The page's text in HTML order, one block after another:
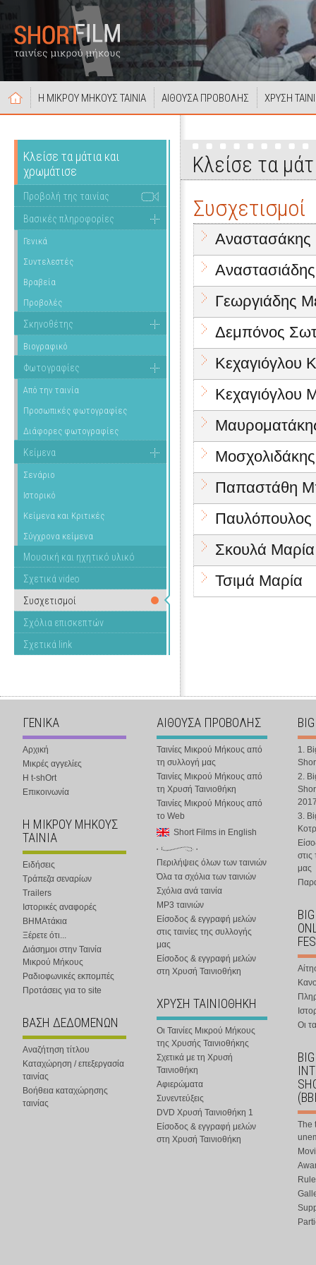
Η ΜΙΚΡΟΥ ΜΗΚΟΥΣ ΤΑΙΝΙΑ ΑΙΘΟΥΣΑ ΠΡΟΒΟΛΗΣ ΧΡΥΣΗ
Κλείσε τα μάτια και
χρωμάτισε
Προβολή της ταινίας
Βασικές πληροφορίες
Γενικά
Συντελεστές
Βραβεία
Προβολές
Σκηνοθέτης
Βιογραφικό
Φωτογραφίες
Από την ταινία
Προσωπικές φωτογραφίες
Διάφορες φωτογραφίες
Κείμενα
Σενάριο
Ιστορικό
Κείμενα και Κριτικές
Σύγχρονα κείμενα
Μουσική και ηχητικό υλικό
Σχετικά video
Συσχετισμοί
Σχόλια επισκεπτών
Σχετικά link
Κλείσε τα
Συσχετισμοί
Αναστασάκης
Γεωργιάδης
Δεμπόνος
Κεχαγιόγλου
Κεχαγιόγλου
Παπαστάθη
Σκουλά Μαρία
Τσιμά Μαρία
ΓΕΝΙΚΑ
Αρχική
Μικρές αγγελίες
Η t-shOrt
Επικοινωνία
Η ΜΙΚΡΟΥ ΜΗΚΟΥΣ
ΤΑΙΝΙΑ
Ειδήσεις
Τράπεζα σεναρίων
Trailers
Ιστορικές αναφορές
ΒΗΜΑτάκια
Ξέρετε ότι...
Διάσημοι στην Ταινία
Μικρού Μήκους
Ραδιοφωνικές εκπομπές
Προτάσεις για το site
ΒΑΣΗ ΔΕΔΟΜΕΝΩΝ
Αναζήτηση τίτλου
Καταχώρηση / επεξεργασία
ταινίας
Βοήθεια καταχώρησης
ταινίας
ΑΙΘΟΥΣΑ ΠΡΟΒΟΛΗΣ
Ταινίες Μικρού Μήκους από
τη συλλογή μας
Ταινίες Μικρού Μήκους από
τη Χρυσή Ταινιοθήκη
Ταινίες Μικρού Μήκους από
το Web
Short Films in English
Περιλήψεις όλων των ταινιών
Όλα τα σχόλια των ταινιών
Σχόλια ανά ταινία
MP3 ταινιών
Είσοδος & εγγραφή μελών
στις ταινίες της συλλογής
μας
Είσοδος & εγγραφή μελών
στη Χρυσή Ταινιοθήκη
ΧΡΥΣΗ ΤΑΙΝΙΟΘΗΚΗ
Οι Ταινίες Μικρού Μήκους
της Χρυσής Ταινιοθήκης
Σχετικά με τη Χρυσή
Ταινιοθήκη
Αφιερώματα
Συνεντεύξεις
DVD Χρυσή Ταινιοθήκη 1
Είσοδος & εγγραφή μελών
στη Χρυσή Ταινιοθήκη
1.
2.
3.
στις
μας
Οι
The